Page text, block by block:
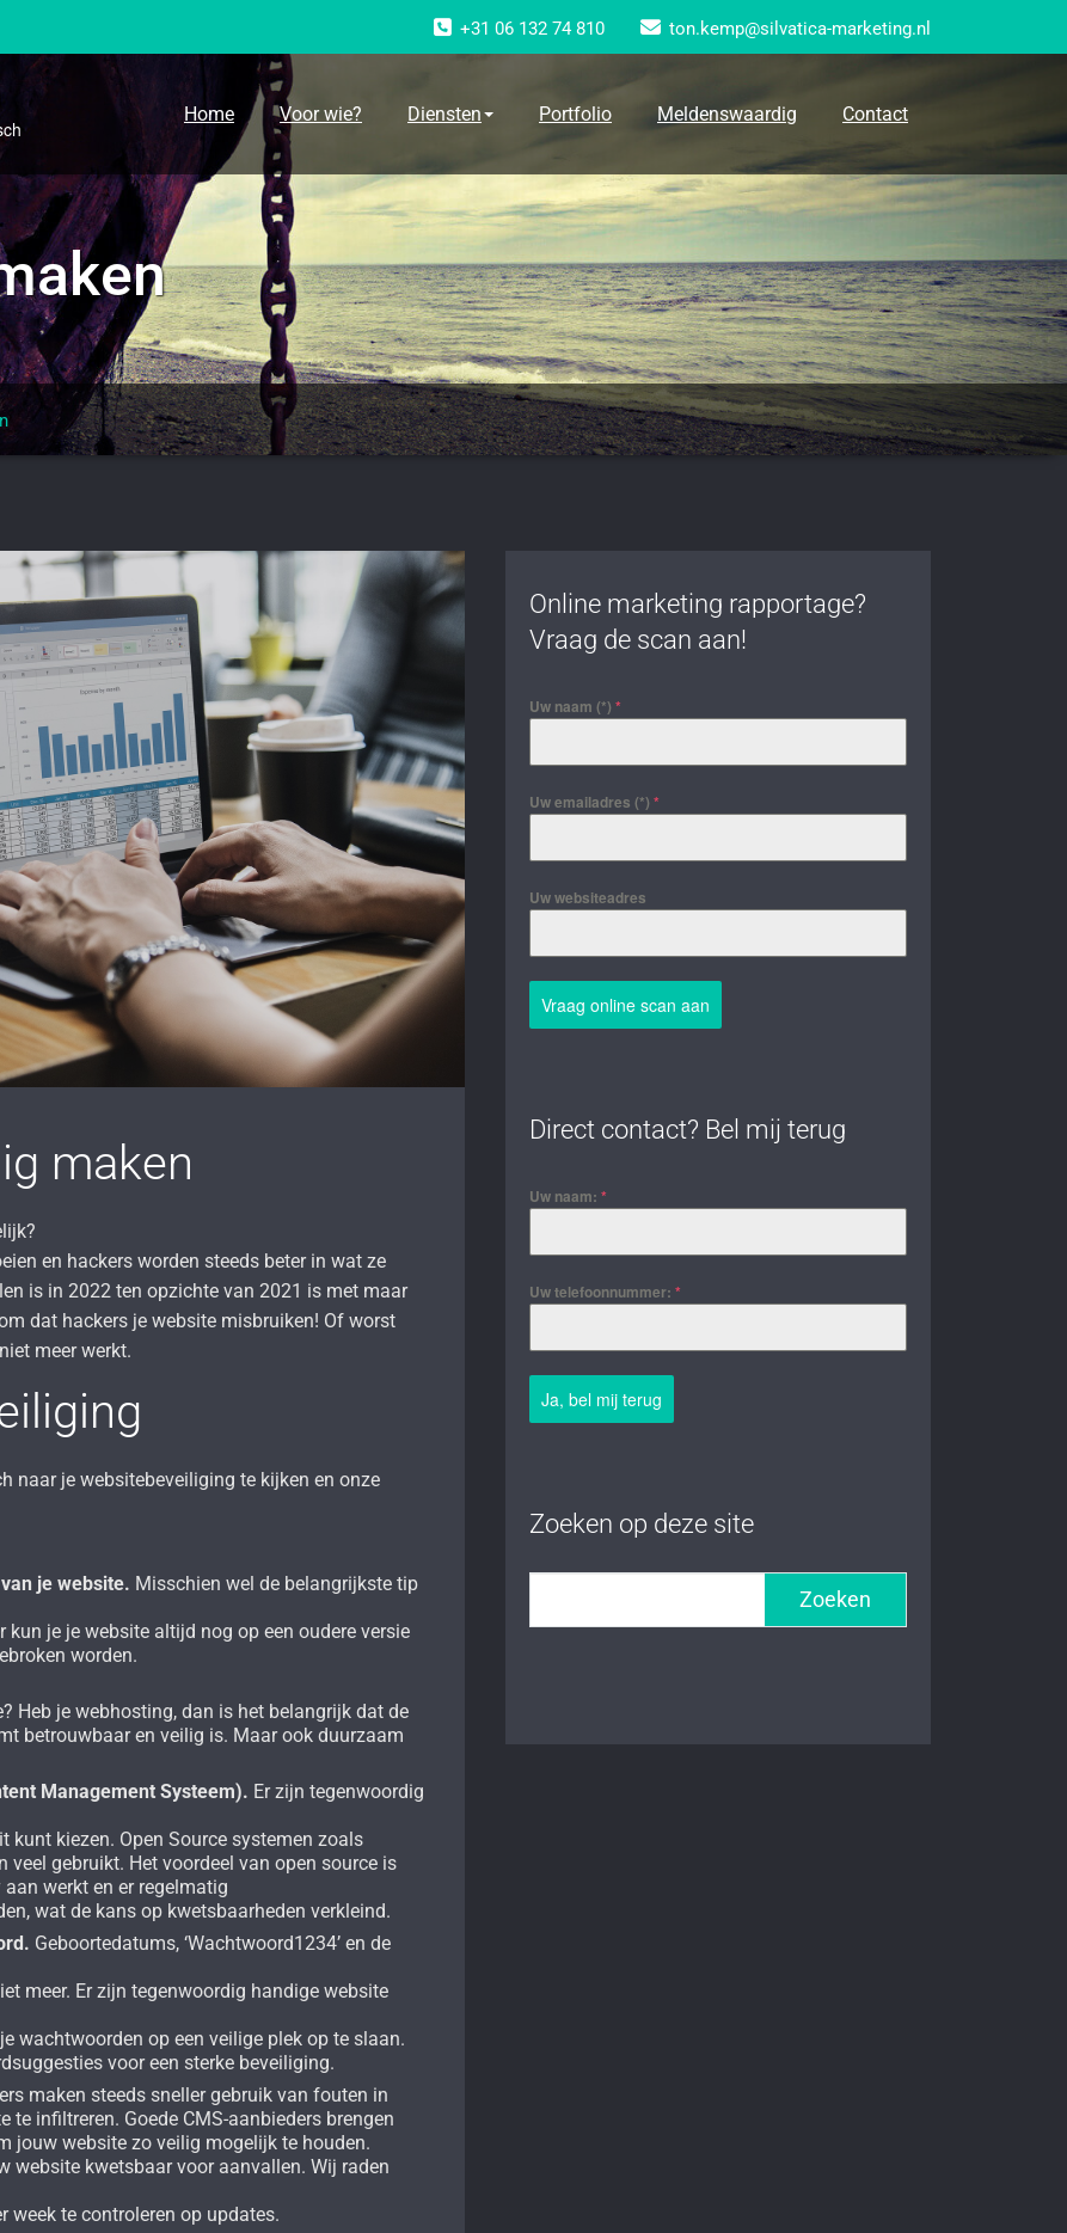
+31 06 132 74 810 ton.kemp@silvatica-marketing.nl
Home Voor wie? Diensten Portfolio Meldenswaardig Contact
maken
en hackers worden steeds beter in wat ze
is in 2022 ten opzichte van 2021 is met maar
dat hackers je website misbruiken! Of worst
meer werkt.
naar je websitebeveiliging te kijken en onze
je website. Misschien wel de belangrijkste tip
kun je je website altijd nog op een oudere versie
worden.
Heb je webhosting, dan is het belangrijk dat de
betrouwbaar en veilig is. Maar ook duurzaam
Management Systeem). Er zijn tegenwoordig
kunt kiezen. Open Source systemen zoals
veel gebruikt. Het voordeel van open source is
werkt en er regelmatig
wat de kans op kwetsbaarheden verkleind.
Geboortedatums, ‘Wachtwoord1234’ en de
meer. Er zijn tegenwoordig handige website
wachtwoorden op een veilige plek op te slaan.
voor een sterke beveiliging.
maken steeds sneller gebruik van fouten in
te infiltreren. Goede CMS-aanbieders brengen
jouw website zo veilig mogelijk te houden.
website kwetsbaar voor aanvallen. Wij raden
week te controleren op updates.
Online marketing rapportage?
Vraag de scan aan!
Uw naam (*) *
Uw emailadres (*) *
Uw websiteadres
Vraag online scan aan
Direct contact? Bel mij terug
Uw naam: *
Uw telefoonnummer: *
Ja, bel mij terug
Zoeken op deze site
Zoeken